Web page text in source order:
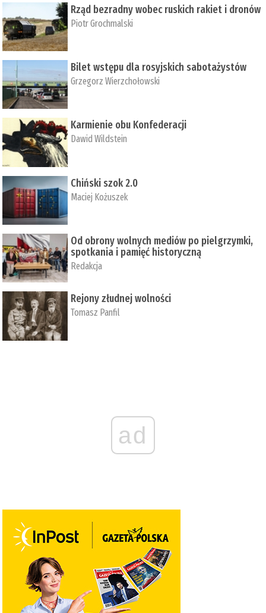
Rząd bezradny wobec ruskich rakiet i dronów
Piotr Grochmalski
Bilet wstępu dla rosyjskich sabotażystów
Grzegorz Wierzchołowski
Karmienie obu Konfederacji
Dawid Wildstein
Chiński szok 2.0
Maciej Kożuszek
Od obrony wolnych mediów po pielgrzymki,
spotkania i pamięć historyczną
Redakcja
Rejony złudnej wolności
Tomasz Panfil
ad